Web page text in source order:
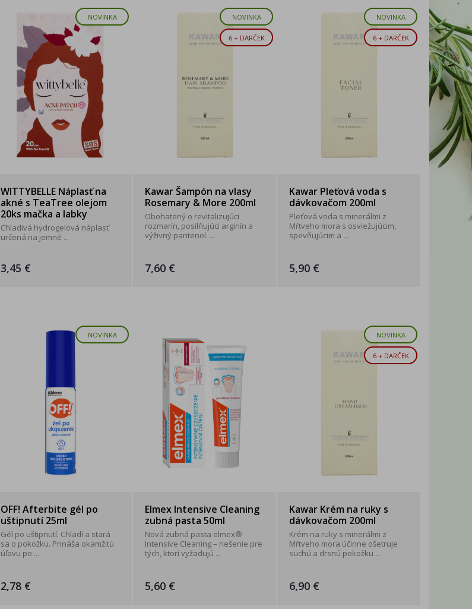
NOVINKA
WITTYBELLE Náplasť na
akné s TeaTree olejom
20ks mačka a labky
Chladivá hydrogelová náplasť
určená na jemné ...
3,45 €
NOVINKA
6 + DARČEK
Kawar Šampón na vlasy
Rosemary & More 200ml
Obohatený o revitalizujúci
rozmarín, posilňujúci arginín a
výživný pantenol. ...
7,60 €
NOVINKA
6 + DARČEK
Kawar Pleťová voda s
dávkovačom 200ml
Pleťová voda s minerálmi z
Mŕtveho mora s osviežujúcim,
spevňujúcim a ...
5,90 €
NOVINKA
OFF! Afterbite gél po
uštipnutí 25ml
Gél po uštipnutí. Chladí a stará
sa o pokožku. Prináša okamžitú
úľavu po ...
2,78 €
Elmex Intensive Cleaning
zubná pasta 50ml
Nová zubná pasta elmex®
Intensive Cleaning – riešenie pre
tých, ktorí vyžadujú ...
5,60 €
NOVINKA
6 + DARČEK
Kawar Krém na ruky s
dávkovačom 200ml
Krém na ruky s minerálmi z
Mŕtveho mora účinne ošetruje
suchú a drsnú pokožku ...
6,90 €